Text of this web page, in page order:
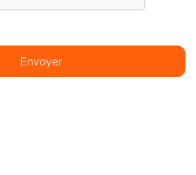
Envoyer